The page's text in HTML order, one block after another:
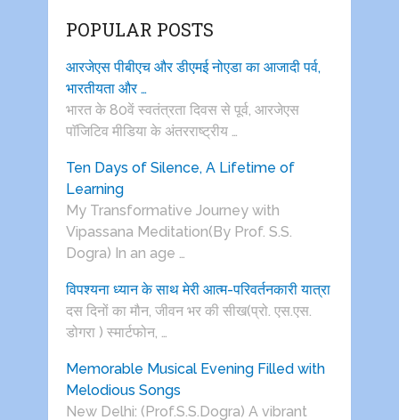
POPULAR POSTS
आरजेएस पीबीएच और डीएमई नोएडा का आजादी पर्व,
भारतीयता और …
भारत के 80वें स्वतंत्रता दिवस से पूर्व, आरजेएस
पाॅजिटिव मीडिया के अंतरराष्ट्रीय …
Ten Days of Silence, A Lifetime of
Learning
My Transformative Journey with
Vipassana Meditation(By Prof. S.S.
Dogra) In an age …
विपश्यना ध्यान के साथ मेरी आत्म-परिवर्तनकारी यात्रा
दस दिनों का मौन, जीवन भर की सीख(प्रो. एस.एस.
डोगरा ) स्मार्टफोन, …
Memorable Musical Evening Filled with
Melodious Songs
New Delhi: (Prof.S.S.Dogra) A vibrant